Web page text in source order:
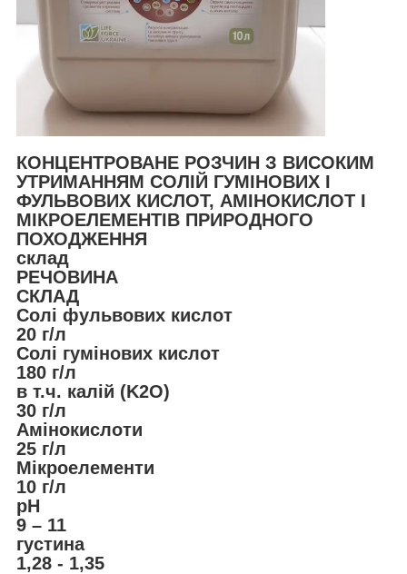
КОНЦЕНТРОВАНЕ РОЗЧИН З ВИСОКИМ
УТРИМАННЯМ СОЛІЙ ГУМІНОВИХ І
ФУЛЬВОВИХ КИСЛОТ, АМІНОКИСЛОТ І
МІКРОЕЛЕМЕНТІВ ПРИРОДНОГО
ПОХОДЖЕННЯ
склад
РЕЧОВИНА
СКЛАД
Солі фульвових кислот
20 г/л
Солі гумінових кислот
180 г/л
в т.ч. калій (K2O)
30 г/л
Амінокислоти
25 г/л
Мікроелементи
10 г/л
pH
9 – 11
густина
1,28 - 1,35